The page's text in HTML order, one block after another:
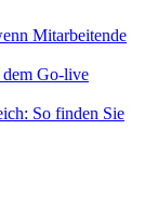
Mitarbeitende
dem Go-live
So finden Sie